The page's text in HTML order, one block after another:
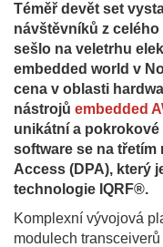
Téměř devět set
návštěvníků z
sešlo na veletrhu
embedded world v
cena v oblasti
nástrojů embedded
unikátní a
software se na třetím
Access (DPA), který
technologie IQRF®.
Komplexní vývojová
modulech